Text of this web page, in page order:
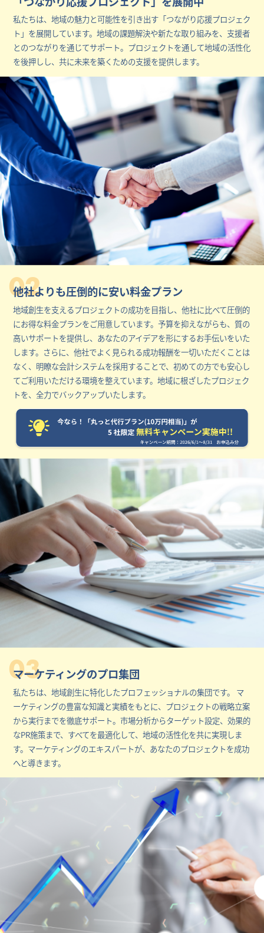
私たちは、地域の魅力と可能性を引き出す「つながり応援プロジェク
ト」を展開しています。地域の課題解決や新たな取り組みを、支援者
とのつながりを通じてサポート。プロジェクトを通して地域の活性化
を後押しし、共に未来を築くための支援を提供します。
02
他社よりも圧倒的に安い料金プラン
地域創生を支えるプロジェクトの成功を目指し、他社に比べて圧倒的
にお得な料金プランをご用意しています。予算を抑えながらも、質の
高いサポートを提供し、あなたのアイデアを形にするお手伝いをいた
します。さらに、他社でよく見られる成功報酬を一切いただくことは
なく、明瞭な会計システムを採用することで、初めての方でも安心し
てご利用いただける環境を整えています。地域に根ざしたプロジェク
トを、全力でバックアップいたします。
03
マーケティングのプロ集団
私たちは、地域創生に特化したプロフェッショナルの集団です。 マ
ーケティングの豊富な知識と実績をもとに、プロジェクトの戦略立案
から実行までを徹底サポート。市場分析からターゲット設定、効果的
なPR施策まで、すべてを最適化して、地域の活性化を共に実現しま
す。マーケティングのエキスパートが、あなたのプロジェクトを成功
へと導きます。